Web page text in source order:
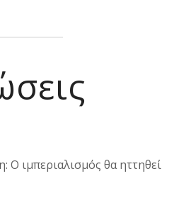
Ο ιμπεριαλισμός θα ηττηθεί